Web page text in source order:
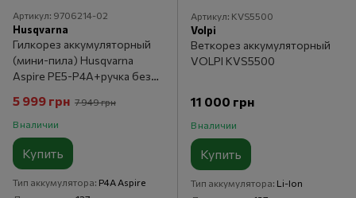
Артикул: 9706214-02
Husqvarna
Гилкорез аккумуляторный
(мини-пила) Husqvarna
Aspire PE5-P4A+ручка без
5 999 грн 7 949 грн
В наличии
Купить
Тип аккумулятора P4A Aspire
Артикул: KVS5500
Volpi
Веткорез аккумуляторный
VOLPI KVS5500
11 000 грн
В наличии
Купить
Тип аккумулятора Li-Ion